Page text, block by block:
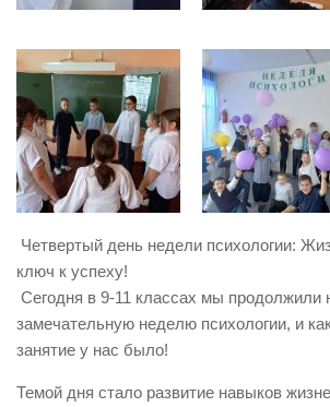
Четвертый день недели психологии:
ключ к успеху!
Сегодня в 9-11 классах мы продолжили
замечательную неделю психологии, и
занятие у нас было!
Темой дня стало развитие навыков